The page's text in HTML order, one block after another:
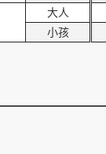
大人
小孩